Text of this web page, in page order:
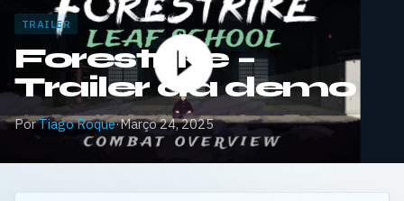
TRAILER
Forestrike –
Trailer da demo
PorTiago Roque·Março 24, 2025